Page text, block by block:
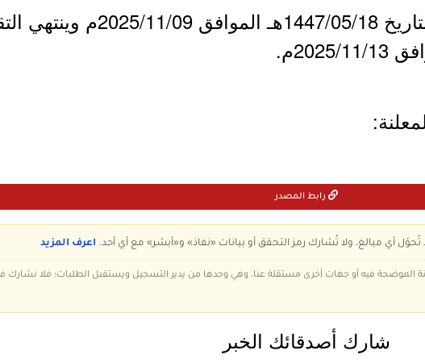
- التقديم مُتاح الآن بدأ اليوم الأحد بتاريخ 1447/05/
رابط المصدر
أي مبالغ، ولا تُشارك رمز التحقق أو بيانات «نفاذ» و«أبشر» مع أي أحد. اعرف المزيد
الموضحة فيه أو جهات أخرى مستقلة عنا، وهي وحدها من يدير التسجيل ويستقبل الطلبات؛ فلا نشارك
شارك أصدقائك الخبر